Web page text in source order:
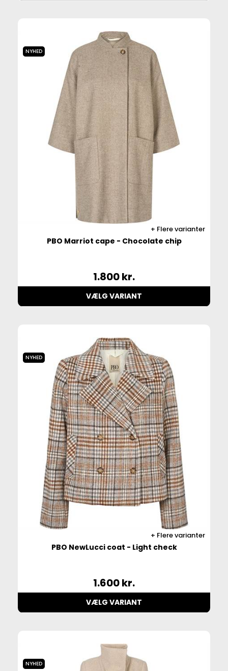
Flere varianter
NYHED
PBO Marriot cape - Chocolate chip
1.800kr.
VÆLG VARIANT
Flere varianter
NYHED
PBO NewLucci coat - Light check
1.600kr.
VÆLG VARIANT
NYHED